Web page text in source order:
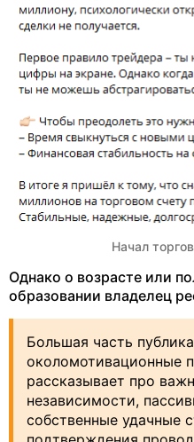
Начал
Однако о возрасте или
образовании владелец
Большая часть
околомотивационные
рассказывает про
независимости,
собственные удачные